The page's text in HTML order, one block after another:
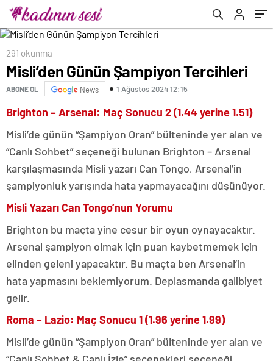
291 okunma
Misli’den Günün Şampiyon Tercihleri
ABONE OL News 1 Ağustos 2024 12:15
Brighton – Arsenal: Maç Sonucu 2 (1.44 yerine 1.51)
Misli’de günün “Şampiyon Oran” bülteninde yer alan ve
“Canlı Sohbet” seçeneği bulunan Brighton – Arsenal
karşılaşmasında Misli yazarı Can Tongo, Arsenal’in
şampiyonluk yarışında hata yapmayacağını düşünüyor.
Misli Yazarı Can Tongo’nun Yorumu
Brighton bu maçta yine cesur bir oyun oynayacaktır.
Arsenal şampiyon olmak için puan kaybetmemek için
elinden geleni yapacaktır. Bu maçta ben Arsenal’in
hata yapmasını beklemiyorum. Deplasmanda galibiyet
gelir.
Roma – Lazio: Maç Sonucu 1 (1.96 yerine 1.99)
Misli’de günün “Şampiyon Oran” bülteninde yer alan ve